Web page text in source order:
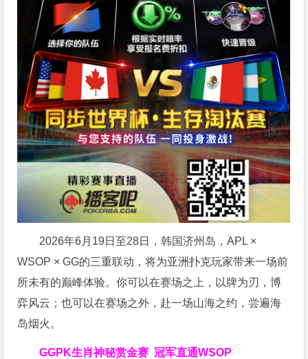
2026年6月19日至28日，韩国济州岛，APL ×
WSOP × GG的三重联动，将为亚洲扑克玩家带来一场前
所未有的巅峰体验。你可以在赛场之上，以牌为刃，博
弈风云；也可以在赛场之外，赴一场山海之约，尝遍海
岛烟火。
GGPK生肖神秘赏金赛冠军直通WSOP